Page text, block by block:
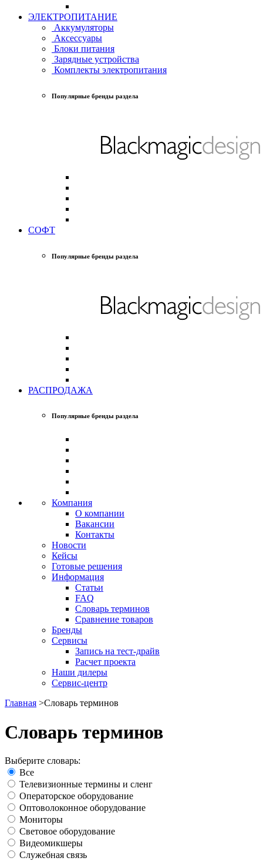
ЭЛЕКТРОПИТАНИЕ
Аккумуляторы
Аксессуары
Блоки питания
Зарядные устройства
Комплекты электропитания
Популярные бренды раздела
СОФТ
Популярные бренды раздела
РАСПРОДАЖА
Популярные бренды раздела
Компания
О компании
Вакансии
Контакты
Новости
Кейсы
Готовые решения
Информация
Статьи
FAQ
Словарь терминов
Сравнение товаров
Бренды
Сервисы
Запись на тест-драйв
Расчет проекта
Наши дилеры
Сервис-центр
Главная >Словарь терминов
Словарь терминов
Выберите словарь:
Все
Телевизионные термины и сленг
Операторское оборудование
Оптоволоконное оборудование
Мониторы
Световое оборудование
Видеомикшеры
Служебная связь